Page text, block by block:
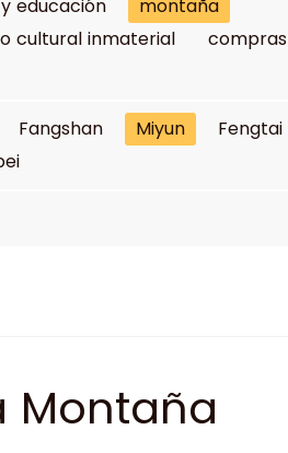
educación
montaña
cultural inmaterial
compras
Fangshan Miyun
Fengtai
Montaña